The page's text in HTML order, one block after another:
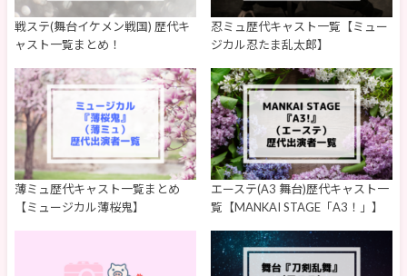
戦ステ(舞台イケメン戦国) 歴代キ
ャスト一覧まとめ！
忍ミュ歴代キャスト一覧【ミュー
ジカル忍たま乱太郎】
薄ミュ歴代キャスト一覧まとめ
【ミュージカル薄桜鬼】
エーステ(A3 舞台)歴代キャスト一
覧【MANKAI STAGE「A3！」】